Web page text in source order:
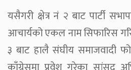
यसैगरी क्षेत्र नं २ बाट पार्टी
आचार्यको एकल नाम सिफारिस
३ बाट हालै संघीय समाजवादी